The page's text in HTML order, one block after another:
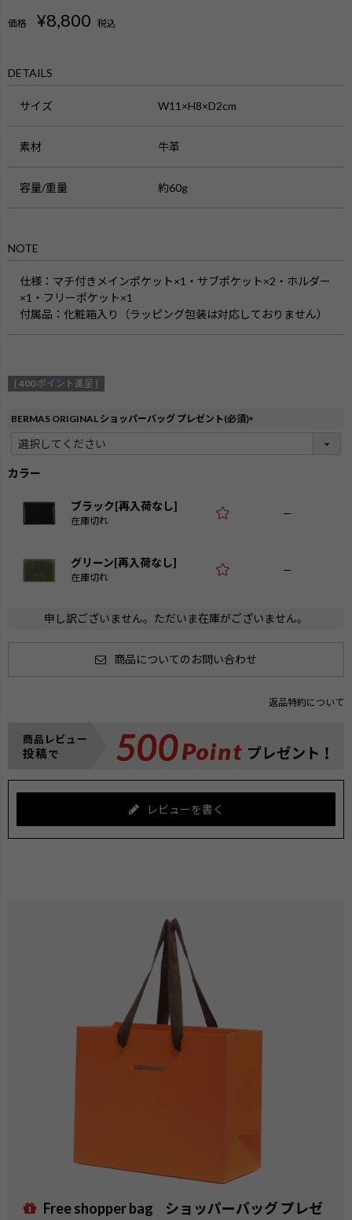
価格 ¥8,800 税込
DETAILS
サイズ W11×H8×D2cm
素材 牛革
容量/重量 約60g
NOTE
仕様： マチ付きメインポケット×1・サブポケット×2・ホルダー
×1・フリーポケット×1
付属品： 化粧箱入り（ラッピング包装は対応しておりません）
[ 400 ポイント進呈 ]
BERMAS ORIGINAL ショッパーバッグ プレゼント(必須)
カラー
ブラック[再入荷なし]
在庫切れ
—
グリーン[再入荷なし]
在庫切れ
—
申し訳ございません。ただいま在庫がございません。
商品についてのお問い合わせ
返品特約について
レビューを書く
Free shopper bag ショッパーバッグ プレゼ